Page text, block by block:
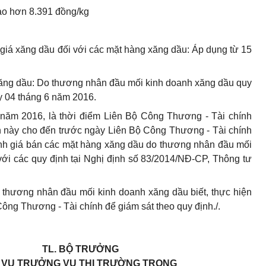
hơn 8.391 đồng/kg
xăng dầu đối với các mặt hàng xăng dầu: Áp dụng từ 15
dầu: Do thương nhân đầu mối kinh doanh xăng dầu quy
tháng 6 năm 2016.
2016, là thời điểm Liên Bộ Công Thương - Tài chính
cho đến trước ngày Liên Bộ Công Thương - Tài chính
giá bán các mặt hàng xăng dầu do thương nhân đầu mối
các quy định tại Nghị định số 83/2014/NĐ-CP, Thông tư
nhân đầu mối kinh doanh xăng dầu biết, thực hiện
Thương - Tài chính để giám sát theo quy định./.
TL. BỘ TRƯỞNG
VỤ TRƯỞNG VỤ THỊ TRƯỜNG TRONG